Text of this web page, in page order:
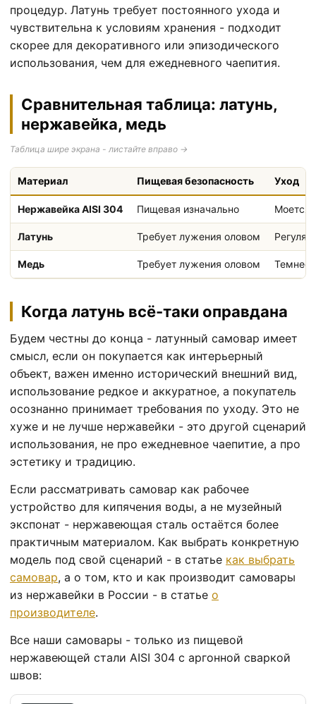
процедур. Латунь требует постоянного ухода и
чувствительна к условиям хранения - подходит
скорее для декоративного или эпизодического
использования, чем для ежедневного чаепития.
Сравнительная таблица: латунь,
нержавейка, медь
Таблица шире экрана - листайте вправо →
Материал Пищевая безопасность Уход
Нержавейка AISI 304 Пищевая изначально Моется
Латунь Требует лужения оловом
Медь Требует лужения оловом
Когда латунь всё-таки оправдана
Будем честны до конца - латунный самовар имеет
смысл, если он покупается как интерьерный
объект, важен именно исторический внешний вид,
использование редкое и аккуратное, а покупатель
осознанно принимает требования по уходу. Это не
хуже и не лучше нержавейки - это другой сценарий
использования, не про ежедневное чаепитие, а про
эстетику и традицию.
Если рассматривать самовар как рабочее
устройство для кипячения воды, а не музейный
экспонат - нержавеющая сталь остаётся более
практичным материалом. Как выбрать конкретную
модель под свой сценарий - в статье как выбрать
самовар, а о том, кто и как производит самовары
из нержавейки в России - в статье о
производителе.
Все наши самовары - только из пищевой
нержавеющей стали AISI 304 с аргонной сваркой
швов: